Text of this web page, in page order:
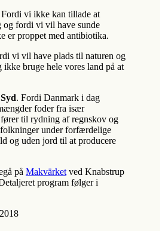
Fordi vi ikke kan tillade at
og fordi vi vil have sunde
er proppet med antibiotika.
vi vil have plads til naturen og
ikke bruge hele vores land på at
. Fordi Danmark i dag
foder fra især
til rydning af regnskov og
under forfærdelige
og uden jord til at producere
på Makvärket ved Knabstrup
program følger i